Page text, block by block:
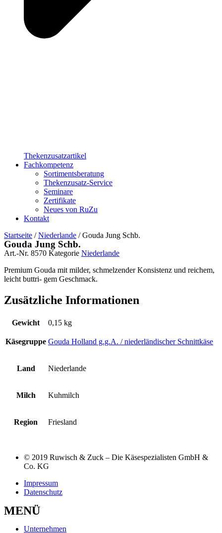
Thekenzusatzartikel
Fachkompetenz
Sortimentsberatung
Thekenzusatz-Service
Seminare
Zertifikate
Neues von RuZu
Kontakt
Startseite /Niederlande / Gouda Jung Schb.
Gouda Jung Schb.
Art.-Nr. 8570 Kategorie Niederlande
Premium Gouda mit milder, schmelzender Konsistenz und reichem,
leicht buttri- gem Geschmack.
Zusätzliche Informationen
Gewicht 0,15 kg
Käsegruppe Gouda Holland g.g.A. / niederländischer Schnittkäse
Land Niederlande
Milch Kuhmilch
Region Friesland
© 2019 Ruwisch & Zuck – Die Käsespezialisten GmbH &
Co. KG
Impressum
Datenschutz
MENÜ
Unternehmen